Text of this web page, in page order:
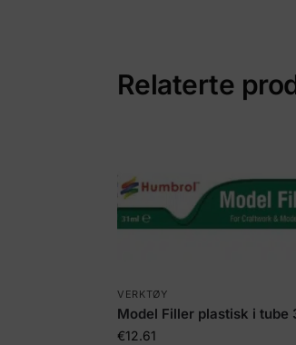
Relaterte
VERKTØY
Model Filler plastisk i tube
€12.61